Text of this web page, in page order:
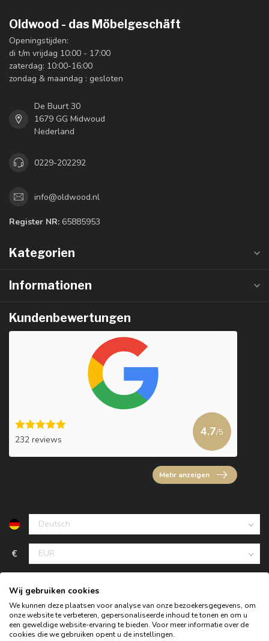
Oldwood - das Möbelgeschäft
Openingstijden:
di t/m vrijdag 10:00 - 17:00
zaterdag: 10:00-16:00
zondag & maandag : gesloten
De Buurt 30
1679 GG Midwoud
Nederland
0229-202292
info@oldwood.nl
Register NR: 65885953
Kategorien
Informationen
Kundenbewertungen
232 reviews
4.7/5
Mehr anzeigen
€
Wij gebruiken cookies
We kunnen deze plaatsen voor analyse van onze bezoekersgegevens, om
onze website te verbeteren, gepersonaliseerde inhoud te tonen en om u
een geweldige website-ervaring te bieden. Voor meer informatie over de
cookies die we gebruiken opent u de instellingen.